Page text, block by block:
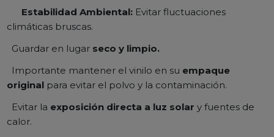
Estabilidad Ambiental: Evitar fluctuaciones
climáticas bruscas.
Guardar en lugar seco y limpio.
Importante mantener el vinilo en su empaque
original para evitar el polvo y la contaminación.
Evitar la exposición directa a luz solar y fuentes de
calor.